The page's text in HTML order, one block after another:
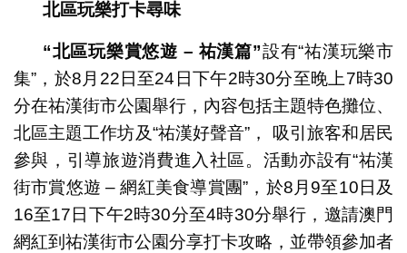
北區玩樂打卡尋味
“北區玩樂賞悠遊 – 祐漢篇”設有“祐漢玩樂市
集”，於8月22日至24日下午2時30分至晚上7時30
分在祐漢街市公園舉行，內容包括主題特色攤位、
北區主題工作坊及“祐漢好聲音”， 吸引旅客和居民
參與，引導旅遊消費進入社區。活動亦設有“祐漢
街市賞悠遊 – 網紅美食導賞團”，於8月9至10日及
16至17日下午2時30分至4時30分舉行，邀請澳門
網紅到祐漢街市公園分享打卡攻略，並帶領參加者